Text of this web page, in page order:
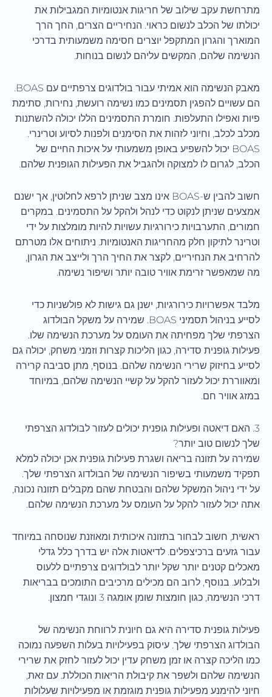
מתרחשת עקב שילוב של חריגות אנטומיות המגבילות את
יכולתו של הכלב לנשום כראוי. הנחיריים הצרים, החך הרך
המוארך והגרון המתקפל יוצרים חסימה משמעותית בדרכי
הנשימה שלהם, המקשים עליהם לנשום בנוחות.
מאבק הנשימה הוא אמיתי עבור בולדוגים צרפתיים עם BOAS.
הם עשויים להפגין תסמינים כמו נשימה רועשת, נחירות, סתימת
פיות ואפילו התעלפות. חומרת התסמינים הללו יכולה להשתנות
מכלב לכלב, וחיוני לזהות את הסימנים ולפנות לסיוע וטרינרי.
BOAS יכול להשפיע באופן משמעותי על איכות החיים של
הכלב, לגרום לו למצוקה ולהגביל את הפעילות הגופנית שלהם.
חשוב להבין ש-BOAS אינו מצב שניתן לרפא לחלוטין, אך ישנם
אמצעים שניתן לנקוט כדי לנהל ולהקל על התסמינים. במקרים
חמורים, התערבויות כירורגיות עשויות להיות מומלצות על ידי
וטרינר לתיקון חלק מהחריגות האנטומיות. ניתוחים אלו מטרתם
להרחיב את הנחיריים, לקצר את החיך הרך ולייצב את הגרון,
מה שמאפשר זרימת אוויר טובה יותר ושיפור נשימה.
מלבד אפשרויות כירורגיות, ישנן גם גישות לא פולשניות כדי
לסייע בניהול תסמיני BOAS. שמירה על משקל הבולדוג
הצרפתי שלך מפחיתה את העומס על מערכת הנשימה שלו.
פעילות גופנית סדירה, כגון הליכות קצרות וזמני משחק, יכולה גם
לסייע בחיזוק שרירי הנשימה שלהם. בנוסף, מתן סביבה קרירה
ומאווררת יכול לעזור להקל על קשיי הנשימה שלהם, במיוחד
במזג אוויר חם.
3. האם דיאטה ופעילות גופנית יכולים לעזור לבולדוג הצרפתי
שלך לנשום טוב יותר?
שמירה על תזונה בריאה ושגרת פעילות גופנית אכן יכולה למלא
תפקיד משמעותי בשיפור הנשימה של הבולדוג הצרפתי שלך.
על ידי ניהול המשקל שלהם והבטחת שהם מקבלים תזונה נכונה,
אתה יכול לעזור להקל על העומס על מערכת הנשימה שלהם.
ראשית, חשוב לבחור בתזונה איכותית ומאוזנת שנוסחה במיוחד
עבור גזעים ברכיצפלים. לדיאטות אלה יש בדרך כלל גדלי
מאכלים קטנים יותר שקל יותר לבולדוגים צרפתיים ללעוס
ולבלוע. בנוסף, לרוב הם מכילים מרכיבים התומכים בבריאות
דרכי הנשימה, כגון חומצות שומן אומגה 3 ונוגדי חמצון.
פעילות גופנית סדירה היא גם חיונית לרווחת הנשימה של
הבולדוג הצרפתי שלך. עיסוק בפעילויות בעלות השפעה נמוכה
כמו הליכה קצרה או זמן משחק עדין יכול לעזור לחזק את שרירי
הנשימה שלהם ולשפר את קיבולת הריאות הכוללת. עם זאת,
חיוני להימנע מפעילות גופנית מוגזמת או מפעילויות שעלולות